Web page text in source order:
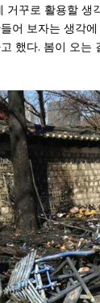
거꾸로 활용할 생
어 보자는 생각
했다. 봄이 오는